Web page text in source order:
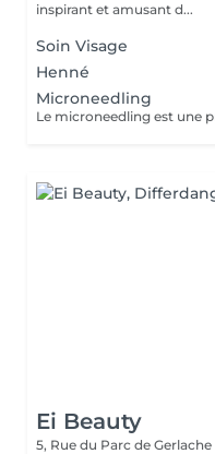
inspirant et amusant d...
Soin Visage
Henné
Microneedling
Ei Beauty
5, Rue du Parc de Gerlache